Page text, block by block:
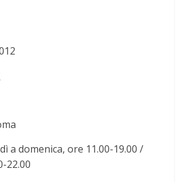
a domenica, ore 11.00-19.00 /
22.00